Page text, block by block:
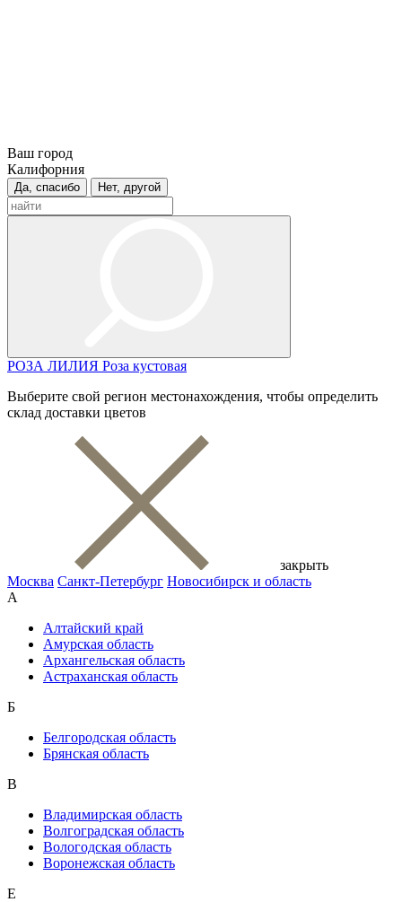
Ваш город
Калифорния
Да, спасибо Нет, другой
РОЗА ЛИЛИЯ Роза кустовая
Выберите свой регион местонахождения, чтобы определить
склад доставки цветов
закрыть
Москва Санкт-Петербург Новосибирск и область
А
Алтайский край
Амурская область
Архангельская область
Астраханская область
Б
Белгородская область
Брянская область
В
Владимирская область
Волгоградская область
Вологодская область
Воронежская область
Е